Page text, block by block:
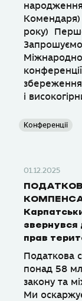
Комендаря)
року)
Запрошуємо
збереження
і
Конференції
01.12.2025
звернувся
прав
Податкова
понад 58
закону та
Ми